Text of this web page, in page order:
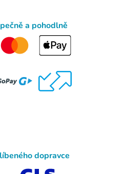
a pohodlně
dopravce